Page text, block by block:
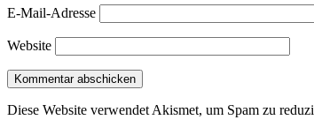
E-Mail-Adresse
Website
Diese Website verwendet Akismet, um Spam zu